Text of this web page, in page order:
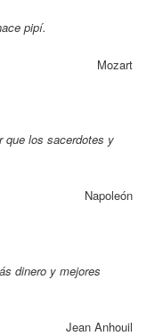
pipí.
Mozart
que los sacerdotes y
Napoleón
dinero y mejores
Jean Anhouil